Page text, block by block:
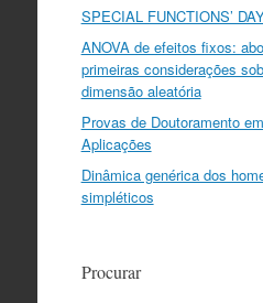
SPECIAL FUNCTIONS’
ANOVA de efeitos fixos:
primeiras considerações
dimensão aleatória
Provas de Doutoramento
Aplicações
Dinâmica genérica dos
simpléticos
Procurar